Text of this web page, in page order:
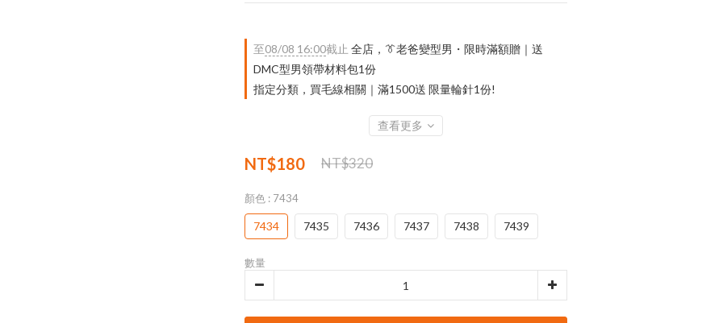
至08/08 16:00截止 全店，👔老爸變型男・限時滿額贈｜送
DMC型男領帶材料包1份
指定分類，買毛線相關｜滿1500送 限量輪針1份!
查看更多
NT$180 NT$320
顏色 : 7434
7434 7435 7436 7437 7438 7439
數量